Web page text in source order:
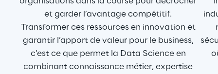
et garder l’avantage compétitif.
Transformer ces ressources en innovation et
garantir l’apport de valeur pour le business,
c’est ce que permet la Data Science en
combinant connaissance métier, expertise